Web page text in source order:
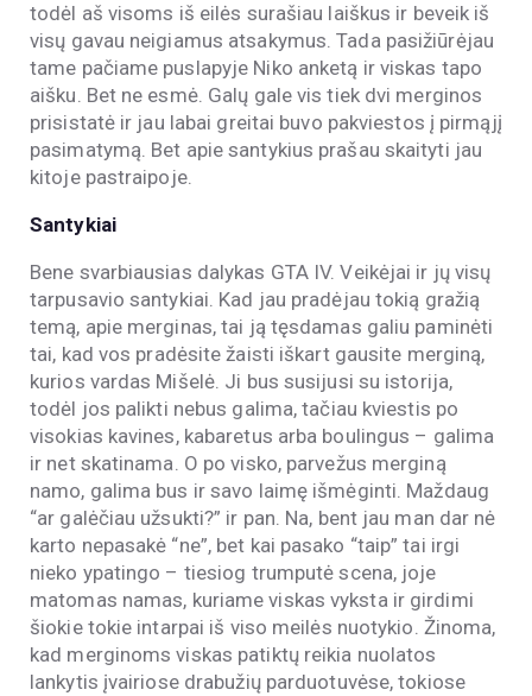
todėl aš visoms iš eilės surašiau laiškus ir beveik iš
visų gavau neigiamus atsakymus. Tada pasižiūrėjau
tame pačiame puslapyje Niko anketą ir viskas tapo
aišku. Bet ne esmė. Galų gale vis tiek dvi merginos
prisistatė ir jau labai greitai buvo pakviestos į pirmąjį
pasimatymą. Bet apie santykius prašau skaityti jau
kitoje pastraipoje.
Santykiai
Bene svarbiausias dalykas GTA IV. Veikėjai ir jų visų
tarpusavio santykiai. Kad jau pradėjau tokią gražią
temą, apie merginas, tai ją tęsdamas galiu paminėti
tai, kad vos pradėsite žaisti iškart gausite merginą,
kurios vardas Mišelė. Ji bus susijusi su istorija,
todėl jos palikti nebus galima, tačiau kviestis po
visokias kavines, kabaretus arba boulingus – galima
ir net skatinama. O po visko, parvežus merginą
namo, galima bus ir savo laimę išmėginti. Maždaug
“ar galėčiau užsukti?” ir pan. Na, bent jau man dar nė
karto nepasakė “ne”, bet kai pasako “taip” tai irgi
nieko ypatingo – tiesiog trumputė scena, joje
matomas namas, kuriame viskas vyksta ir girdimi
šiokie tokie intarpai iš viso meilės nuotykio. Žinoma,
kad merginoms viskas patiktų reikia nuolatos
lankytis įvairiose drabužių parduotuvėse, tokiose